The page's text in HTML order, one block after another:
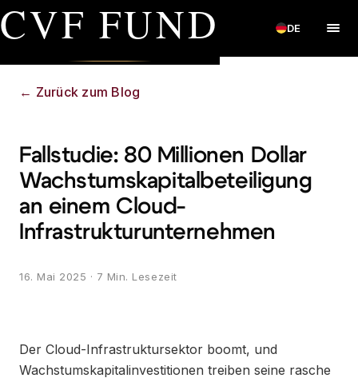
CVF FUND DE
← Zurück zum Blog
Fallstudie: 80 Millionen Dollar
Wachstumskapitalbeteiligung
an einem Cloud-
Infrastrukturunternehmen
16. Mai 2025 · 7 Min. Lesezeit
Der Cloud-Infrastruktursektor boomt, und
Wachstumskapitalinvestitionen treiben seine rasche